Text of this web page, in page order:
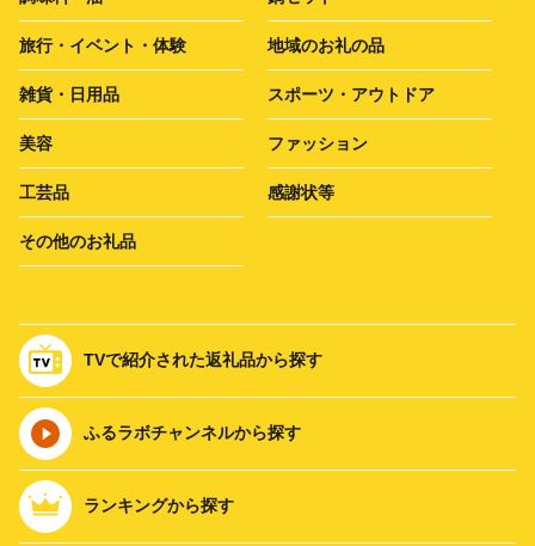
旅行・イベント・体験 地域のお礼の品
雑貨・日用品 スポーツ・アウトドア
美容 ファッション
工芸品 感謝状等
その他のお礼品
TVで紹介された返礼品から探す
ふるラボチャンネルから探す
ランキングから探す